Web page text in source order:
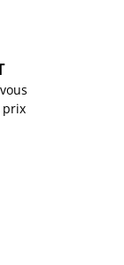
prix